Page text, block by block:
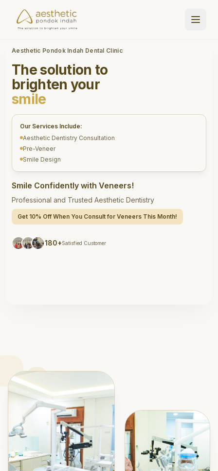
Aesthetic Pondok Indah Dental Clinic
The solution to
brighten your
smile
Our Services Include:
Aesthetic Dentistry Consultation
Pre-Veneer
Smile Design
Smile Confidently with Veneers!
Professional and Trusted Aesthetic Dentistry
Get 10% Off When You Consult for Veneers This Month!
180+Satisfied Customer